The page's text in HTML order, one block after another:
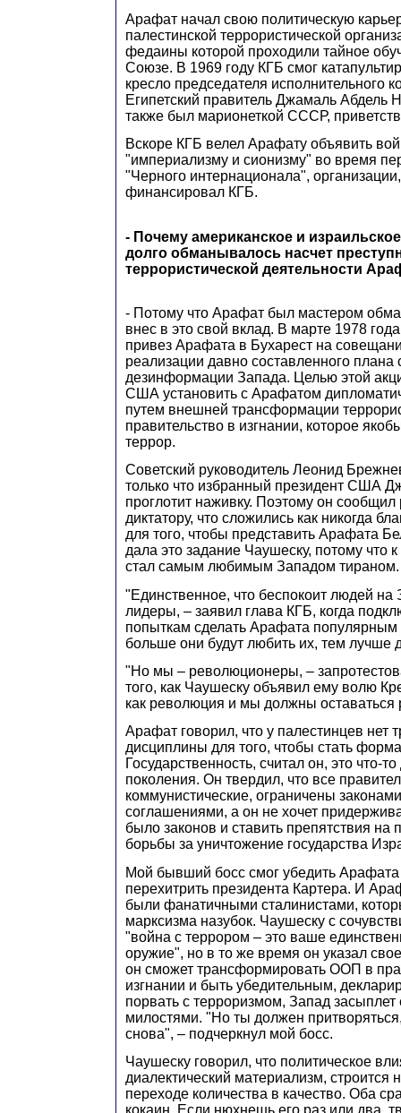
Арафат начал свою политическую
палестинской террористической
федаины которой проходили тайное
Союзе. В 1969 году КГБ смог
кресло председателя исполнительного
Египетский правитель Джамаль Абдель
также был марионеткой СССР,
Вскоре КГБ велел Арафату объявить
"империализму и сионизму" во время
"Черного интернационала",
финансировал КГБ.
- Почему американское и
долго обманывалось насчет
террористической деятельности
- Потому что Арафат был мастером
внес в это свой вклад. В марте 1978
привез Арафата в Бухарест на
реализации давно составленного плана
дезинформации Запада. Целью этой
США установить с Арафатом
путем внешней трансформации
правительство в изгнании, которое
террор.
Советский руководитель Леонид
только что избранный президент США
проглотит наживку. Поэтому он
диктатору, что сложились как никогда
для того, чтобы представить Арафата
дала это задание Чаушеску, потому что
стал самым любимым Западом тираном.
"Единственное, что беспокоит людей на
лидеры, – заявил глава КГБ, когда
попыткам сделать Арафата
больше они будут любить их, тем лучше
"Но мы – революционеры, –
того, как Чаушеску объявил ему волю
как революция и мы должны
Арафат говорил, что у палестинцев нет
дисциплины для того, чтобы стать
Государственность, считал он, это что-
поколения. Он твердил, что все
коммунистические, ограничены
соглашениями, а он не хочет
было законов и ставить препятствия на
борьбы за уничтожение государства
Мой бывший босс смог убедить Арафата
перехитрить президента Картера. И
были фанатичными сталинистами,
марксизма назубок. Чаушеску с
"война с террором – это ваше
оружие", но в то же время он указал
он сможет трансформировать ООП в
изгнании и быть убедительным,
порвать с терроризмом, Запад засыплет
милостями. "Но ты должен
снова", – подчеркнул мой босс.
Чаушеску говорил, что политическое
диалектический материализм, строится
переходе количества в качество. Оба
кокаин. Если нюхнешь его раз или два,